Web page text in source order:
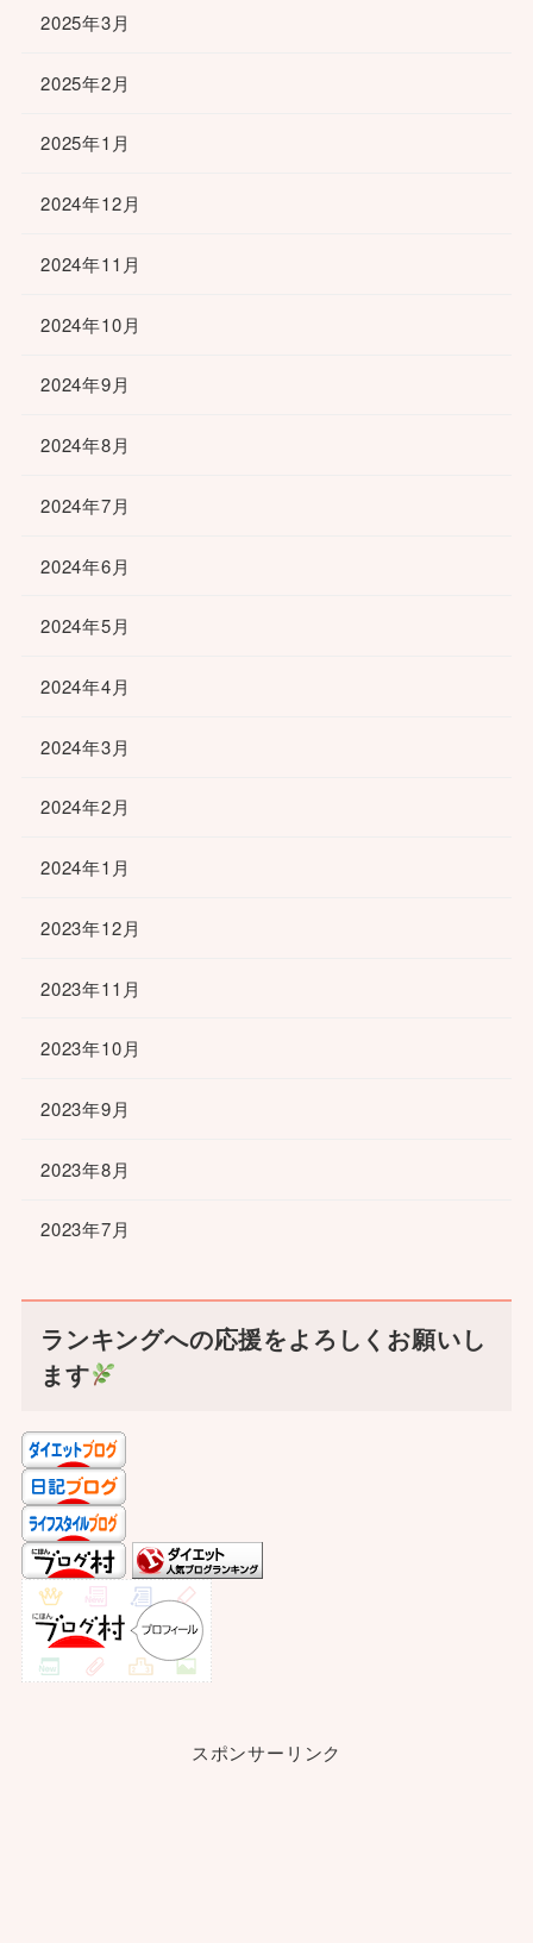
2025年3月
2025年2月
2025年1月
2024年12月
2024年11月
2024年10月
2024年9月
2024年8月
2024年7月
2024年6月
2024年5月
2024年4月
2024年3月
2024年2月
2024年1月
2023年12月
2023年11月
2023年10月
2023年9月
2023年8月
2023年7月
ランキングへの応援をよろしくお願いし
ます
スポンサーリンク